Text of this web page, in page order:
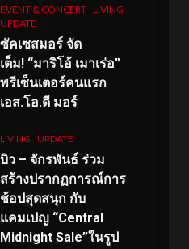
EVENT & CONCERT LIVING
UPDATE
ซัคเซสมอร์ จัด
เต็ม! “มาริโอ้ เมาเร่อ”
พรีเซ็นเตอร์คนแรก
เอส.โอ.ดี มอร์
LIVING UPDATE
บิว – จักรพันธ์ ร่วม
สร้างปรากฏการณ์การ
ช้อปสุดสนุก กับ
แคมเปญ “Central
Midnight Sale”ในรูป